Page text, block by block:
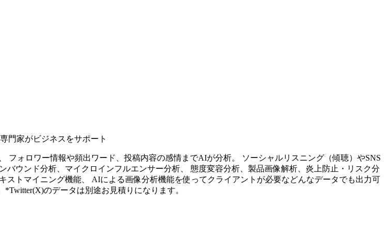
門家がビジネスをサポート
フォロワー情報や頻出ワード、投稿内容の感情までAIが分析。 ソーシャルリスニング（傾聴）やSNS
ウンド分析、マイクロインフルエンサー分析、 態度変容分析、製品画像解析、炎上防止・リスク分
トマイニング機能、 AIによる画像分析機能を使ってクライアントが必要などんなデータでも出力可
のデータは別途お見積りになります。